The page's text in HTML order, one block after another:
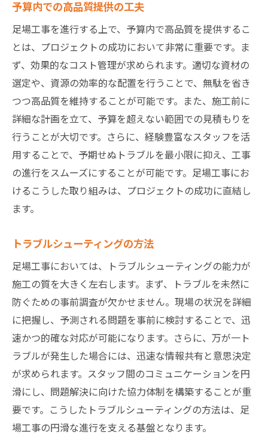
予算内での高品質提供の工夫
足場工事を進行する上で、予算内で高品質を提供するこ
とは、プロジェクトの成功において非常に重要です。ま
ず、効果的なコスト管理が求められます。適切な資材の
選定や、資源の効率的な配置を行うことで、無駄を省き
つつ高品質を維持することが可能です。また、施工前に
詳細な計画を立て、予算を超えない範囲での見積もりを
行うことが大切です。さらに、経験豊富なスタッフを活
用することで、予期せぬトラブルを最小限に抑え、工事
の進行をスムーズにすることが可能です。足場工事にお
けるこうした取り組みは、プロジェクトの成功に直結し
ます。
トラブルシューティングの方法
足場工事においては、トラブルシューティングの能力が
施工の質を大きく左右します。まず、トラブルを未然に
防ぐための事前調査が欠かせません。現場の状況を詳細
に把握し、予測される問題を事前に検討することで、迅
速かつ的確な対応が可能になります。さらに、万が一ト
ラブルが発生した場合には、迅速な情報共有と意思決定
が求められます。スタッフ間のコミュニケーションを円
滑にし、問題解決に向けた協力体制を構築することが重
要です。こうしたトラブルシューティングの方法は、足
場工事の円滑な進行を支える基盤となります。